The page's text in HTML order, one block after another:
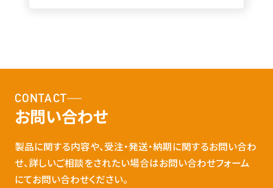
CONTACT
お問い合わせ
製品に関する内容や、受注・発送・納期に関するお問い合わ
せ、詳しいご相談をされたい場合はお問い合わせフォーム
にてお問い合わせください。